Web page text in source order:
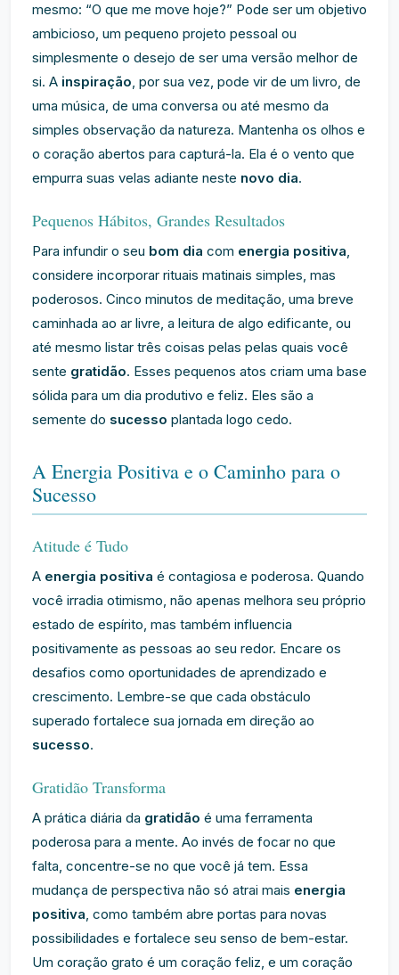
mesmo: “O que me move hoje?” Pode ser um objetivo
ambicioso, um pequeno projeto pessoal ou
simplesmente o desejo de ser uma versão melhor de
si. A inspiração, por sua vez, pode vir de um livro, de
uma música, de uma conversa ou até mesmo da
simples observação da natureza. Mantenha os olhos e
o coração abertos para capturá-la. Ela é o vento que
empurra suas velas adiante neste novo dia.
Pequenos Hábitos, Grandes Resultados
Para infundir o seu bom dia com energia positiva,
considere incorporar rituais matinais simples, mas
poderosos. Cinco minutos de meditação, uma breve
caminhada ao ar livre, a leitura de algo edificante, ou
até mesmo listar três coisas pelas pelas quais você
sente gratidão. Esses pequenos atos criam uma base
sólida para um dia produtivo e feliz. Eles são a
semente do sucesso plantada logo cedo.
A Energia Positiva e o Caminho para o
Sucesso
Atitude é Tudo
A energia positiva é contagiosa e poderosa. Quando
você irradia otimismo, não apenas melhora seu próprio
estado de espírito, mas também influencia
positivamente as pessoas ao seu redor. Encare os
desafios como oportunidades de aprendizado e
crescimento. Lembre-se que cada obstáculo
superado fortalece sua jornada em direção ao
sucesso.
Gratidão Transforma
A prática diária da gratidão é uma ferramenta
poderosa para a mente. Ao invés de focar no que
falta, concentre-se no que você já tem. Essa
mudança de perspectiva não só atrai mais energia
positiva, como também abre portas para novas
possibilidades e fortalece seu senso de bem-estar.
Um coração grato é um coração feliz, e um coração